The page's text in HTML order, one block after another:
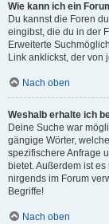
Wie kann ich ein
Du kannst die Foren
eingibst, die du in der
Erweiterte
Link anklickst, der von
Nach oben
Weshalb erhalte ich
Deine Suche war
gängige Wörter,
spezifischere Anfrage
bietet. Außerdem ist
nirgends im Forum
Begriffe!
Nach oben